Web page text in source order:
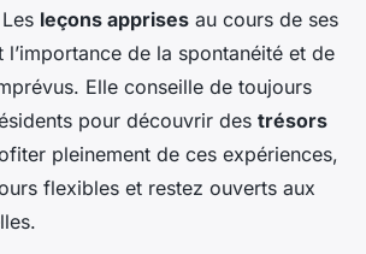
leçons apprises au cours de ses
de la spontanéité et de
Elle conseille de toujours
pour découvrir des trésors
pleinement de ces expériences,
flexibles et restez ouverts aux